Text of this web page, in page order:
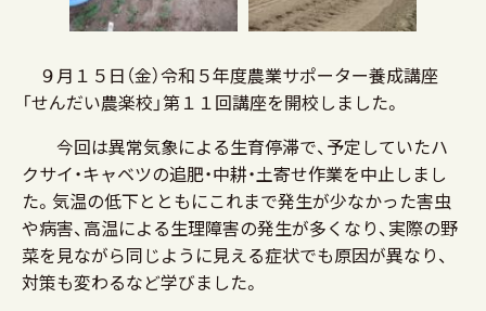
９月１５日（金）令和５年度農業サポーター養成講座
「せんだい農楽校」第１１回講座を開校しました。
今回は異常気象による生育停滞で、予定していたハ
クサイ・キャベツの追肥・中耕・土寄せ作業を中止しまし
た。気温の低下とともにこれまで発生が少なかった害虫
や病害、高温による生理障害の発生が多くなり、実際の野
菜を見ながら同じように見える症状でも原因が異なり、
対策も変わるなど学びました。